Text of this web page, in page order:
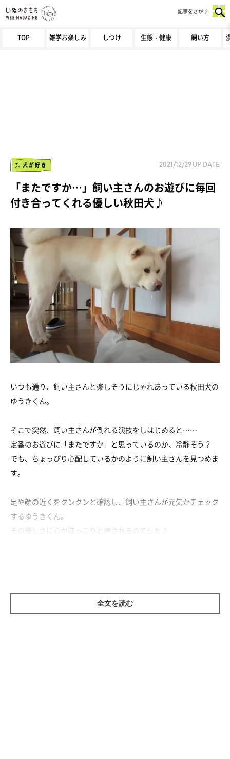
TOP 雑学お楽しみ しつけ 生態・健康 飼い方
記事をさがす
犬が好き 2021/12/29 UP DATE
「またですか…」飼い主さんのお遊びに毎回
付き合ってくれる優しい秋田犬♪
いつも通り、飼い主さんと楽しそうにじゃれあっている秋田犬の
ゆうきくん。
そこで突然、飼い主さんが倒れる演技をしはじめると……
定番のお遊びに「またですか」と思っているのか、冷静そう？
でも、ちょっぴり心配しているかのように飼い主さんを見つめま
す。
足や顔の近くをクンクンと確認し、飼い主さんが元気かチェック
するゆうきくん。
その優しさに心がほっこりと癒されるのでした♪
全文を読む